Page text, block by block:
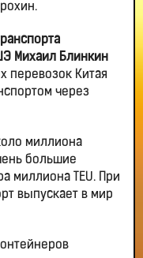
Михаил Блинкин
перевозок Китая
через
миллиона
большие
миллиона TEU. При
выпускает в мир